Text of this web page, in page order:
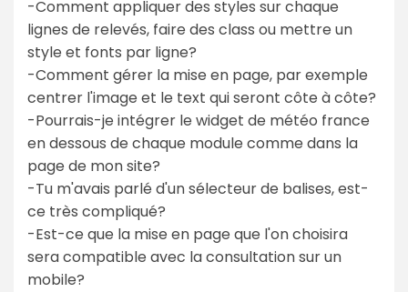
-Comment appliquer des styles sur chaque
lignes de relevés, faire des class ou mettre un
style et fonts par ligne?
-Comment gérer la mise en page, par exemple
centrer l'image et le text qui seront côte à côte?
-Pourrais-je intégrer le widget de météo france
en dessous de chaque module comme dans la
page de mon site?
-Tu m'avais parlé d'un sélecteur de balises, est-
ce très compliqué?
-Est-ce que la mise en page que l'on choisira
sera compatible avec la consultation sur un
mobile?